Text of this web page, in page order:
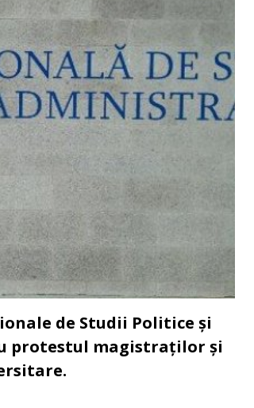
de Studii Politice și
protestul magistraților și